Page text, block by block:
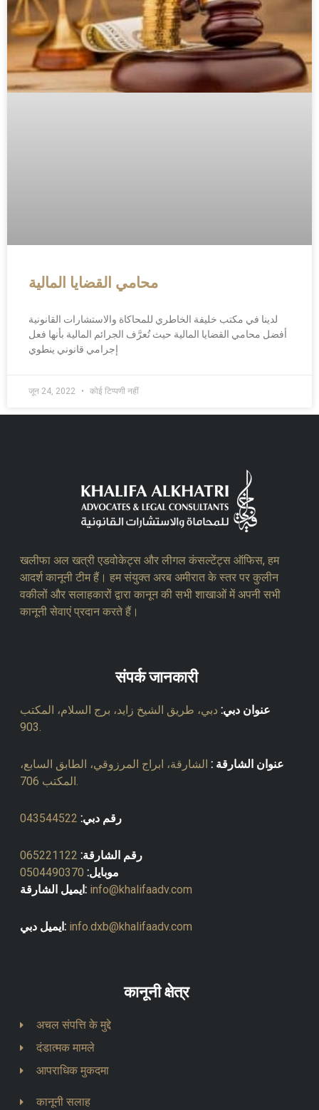
محامي القضايا المالية
لدينا في مكتب خليفة الخاطري للمحاكاة والاستشارات القانونية
أفضل محامي القضايا المالية حيث تُعرَّف الجرائم المالية بأنها فعل
إجرامي قانوني ينطوي
जून 24, 2022 कोई टिप्पणी नहीं
खलीफा अल खत्री एडवोकेट्स और लीगल कंसल्टेंट्स ऑफिस, हम
आदर्श कानूनी टीम हैं। हम संयुक्त अरब अमीरात के स्तर पर कुलीन
वकीलों और सलाहकारों द्वारा कानून की सभी शाखाओं में अपनी सभी
कानूनी सेवाएं प्रदान करते हैं।
संपर्क जानकारी
عنوان دبي: دبي، طريق الشيخ زايد، برج السلام، المكتب
903.
عنوان الشارقة : الشارقة، ابراج المرزوقي، الطابق السابع،
المكتب 706.
رقم دبي: 043544522
رقم الشارقة: 065221122
موبايل: 0504490370
ايميل الشارقة: info@khalifaadv.com
ايميل دبي: info.dxb@khalifaadv.com
कानूनी क्षेत्र
अचल संपत्ति के मुद्दे
दंडात्मक मामले
आपराधिक मुकदमा
कानूनी सलाह